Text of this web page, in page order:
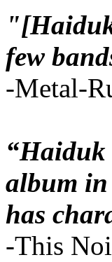
few
-Metal-
“Haiduk
album in
has
-This